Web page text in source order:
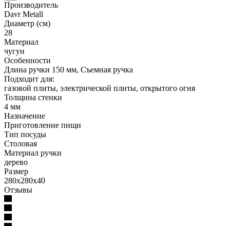
Производитель
Davr Metall
Диаметр (см)
28
Материал
чугун
Особенности
Длина ручки 150 мм, Съемная ручка
Подходит для:
газовой плиты, электрической плиты, открытого огня
Толщина стенки
4 мм
Назначение
Приготовление пищи
Тип посуды
Столовая
Материал ручки
дерево
Размер
280х280х40
Отзывы